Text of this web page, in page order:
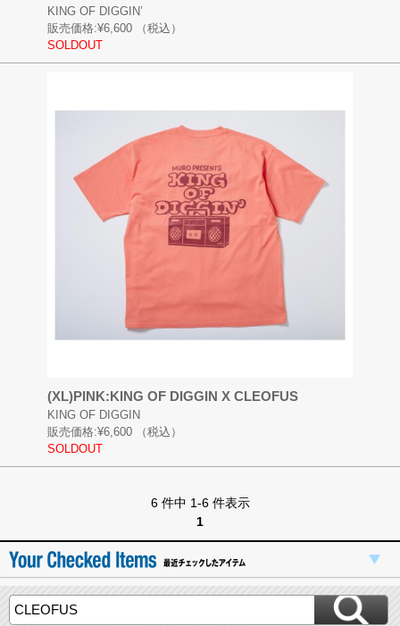
KING OF DIGGIN’
販売価格:¥6,600
（税込）
SOLDOUT
(XL)PINK:KING OF DIGGIN X CLEOFUS
KING OF DIGGIN
販売価格:¥6,600
（税込）
SOLDOUT
6 件中 1-6 件表示
1